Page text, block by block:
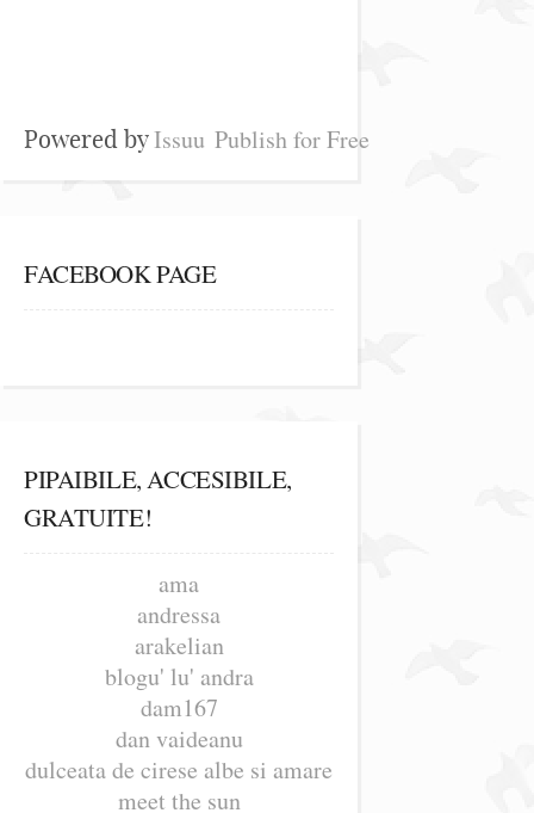
Powered byIssuu Publish for Free
FACEBOOK PAGE
PIPAIBILE, ACCESIBILE,
GRATUITE!
ama
andressa
arakelian
blogu' lu' andra
dam167
dan vaideanu
dulceata de cirese albe si amare
meet the sun